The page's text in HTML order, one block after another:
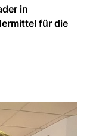
in
für die